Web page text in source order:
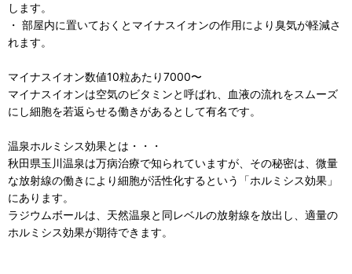
します。
・ 部屋内に置いておくとマイナスイオンの作用により臭気が軽減さ
れます。
マイナスイオン数値10粒あたり7000〜
マイナスイオンは空気のビタミンと呼ばれ、血液の流れをスムーズ
にし細胞を若返らせる働きがあるとして有名です。
温泉ホルミシス効果とは・・・
秋田県玉川温泉は万病治療で知られていますが、その秘密は、微量
な放射線の働きにより細胞が活性化するという「ホルミシス効果」
にあります。
ラジウムボールは、天然温泉と同レベルの放射線を放出し、適量の
ホルミシス効果が期待できます。